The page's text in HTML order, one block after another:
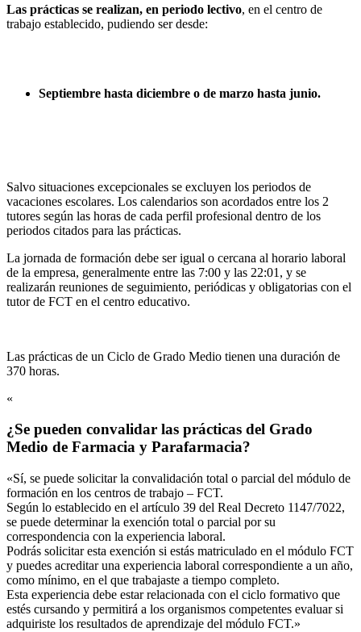
Las prácticas se realizan, en periodo lectivo, en el centro de
trabajo establecido, pudiendo ser desde:
Septiembre hasta diciembre o de marzo hasta junio.
Salvo situaciones excepcionales se excluyen los periodos de
vacaciones escolares. Los calendarios son acordados entre los 2
tutores según las horas de cada perfil profesional dentro de los
periodos citados para las prácticas.
La jornada de formación debe ser igual o cercana al horario laboral
de la empresa, generalmente entre las 7:00 y las 22:01, y se
realizarán reuniones de seguimiento, periódicas y obligatorias con el
tutor de FCT en el centro educativo.
Las prácticas de un Ciclo de Grado Medio tienen una duración de
370 horas.
«
¿Se pueden convalidar las prácticas del Grado
Medio de Farmacia y Parafarmacia?
«Sí, se puede solicitar la convalidación total o parcial del módulo de
formación en los centros de trabajo – FCT.
Según lo establecido en el artículo 39 del Real Decreto 1147/7022,
se puede determinar la exención total o parcial por su
correspondencia con la experiencia laboral.
Podrás solicitar esta exención si estás matriculado en el módulo FCT
y puedes acreditar una experiencia laboral correspondiente a un año,
como mínimo, en el que trabajaste a tiempo completo.
Esta experiencia debe estar relacionada con el ciclo formativo que
estés cursando y permitirá a los organismos competentes evaluar si
adquiriste los resultados de aprendizaje del módulo FCT.»